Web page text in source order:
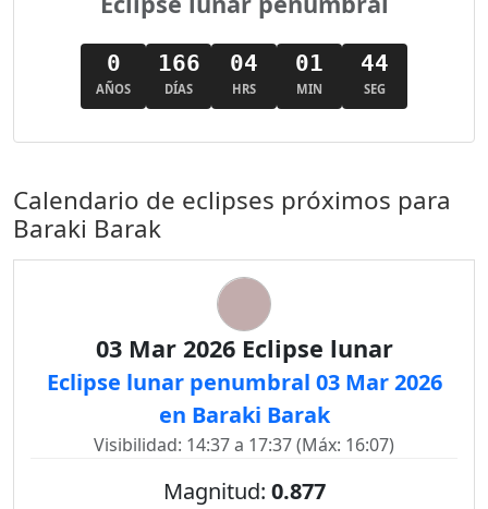
0
AÑOS
166
DÍAS
04
HRS
01
MIN
43
SEG
Calendario de eclipses próximos para
Baraki Barak
03 Mar 2026 Eclipse lunar
Eclipse lunar penumbral 03 Mar 2026
en Baraki Barak
Visibilidad: 14:37 a 17:37 (Máx: 16:07)
Magnitud: 0.877